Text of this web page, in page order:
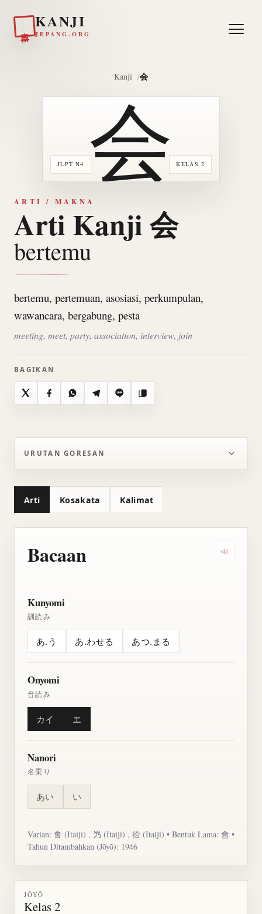
KANJI
JEPANG.ORG
Kanji 会
JLPT N4 KELAS 2
会
ARTI / MAKNA
Arti Kanji 会
bertemu
bertemu, pertemuan, asosiasi, perkumpulan,
wawancara, bergabung, pesta
meeting, meet, party, association, interview, join
BAGIKAN
X FacebookWhatsAppTelegramLine Salin
URUTAN GORESAN
Arti Kosakata Kalimat
Bacaan
Kunyomi
訓読み
あ.う あ.わせる あつ.まる
Onyomi
音読み
カイ エ
Nanori
名乗り
あい い
Varian: 㑹 (Itaiji) , 㞧 (Itaiji) , 㣛 (Itaiji) • Bentuk Lama: 會 •
Tahun Ditambahkan (Jōyō): 1946
JŌYŌ
Kelas 2